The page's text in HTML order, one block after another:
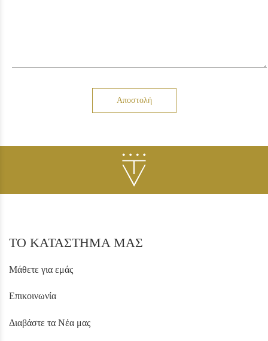
Αποστολή
ΤΟ ΚΑΤΑΣΤΗΜΑ ΜΑΣ
Μάθετε για εμάς
Επικοινωνία
Διαβάστε τα Νέα μας